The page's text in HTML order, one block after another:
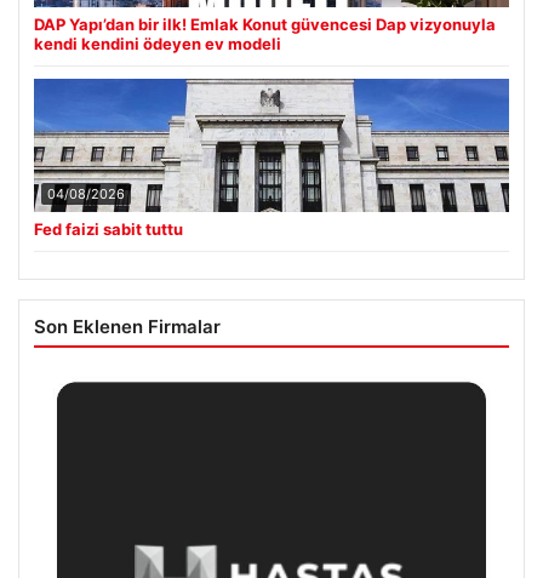
DAP Yapı’dan bir ilk! Emlak Konut güvencesi Dap vizyonuyla
kendi kendini ödeyen ev modeli
04/08/2026
Fed faizi sabit tuttu
Son Eklenen Firmalar